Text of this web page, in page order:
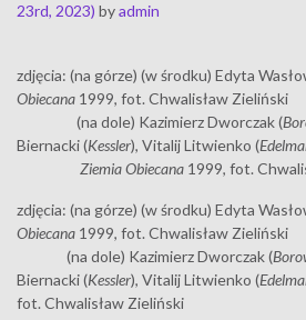
23rd, 2023) byadmin
zdjęcia: (na górze) (w środku) Edyta
Obiecana 1999, fot. Chwalisław Zieliński
(na dole) Kazimierz Dworczak (
Biernacki (Kessler), Vitalij Litwienko (
Ziemia Obiecana 1999, fot.
zdjęcia: (na górze) (w środku) Edyta
Obiecana 1999, fot. Chwalisław Zieliński
(na dole) Kazimierz Dworczak (
Biernacki (Kessler), Vitalij Litwienko (
fot. Chwalisław Zieliński